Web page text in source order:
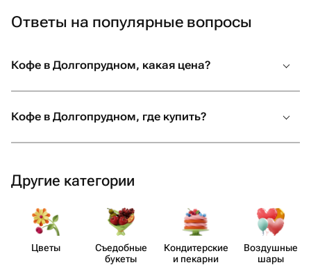
Ответы на популярные вопросы
Кофе в Долгопрудном, какая цена?
Кофе в Долгопрудном, где купить?
Другие категории
Цветы
Съедобные
букеты
Кондит​ерские
и пекарни
Воздушные
шары